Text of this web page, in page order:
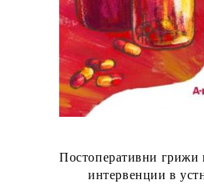
Постоперативни грижи
интервенции в